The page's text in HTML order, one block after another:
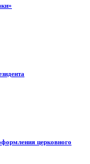
церковного